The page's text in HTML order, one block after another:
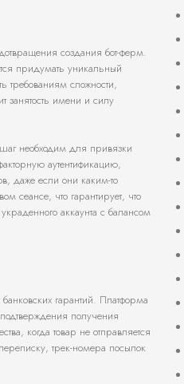
создания бот-ферм.
придумать уникальный
требованиям сложности,
занятость имени и силу
шаг необходим для привязки
аутентификацию,
даже если они каким-то
сеансе, что гарантирует, что
аккаунта с балансом
гарантий. Платформа
получения
когда товар не отправляется
трек-номера посылок